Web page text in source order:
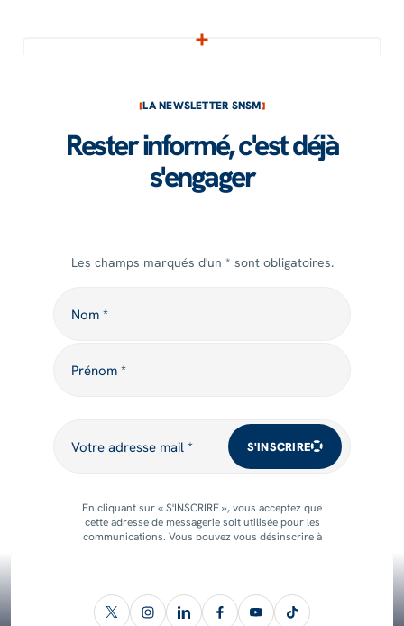
LA NEWSLETTER SNSM
Rester informé, c'est déjà
s'engager
Les champs marqués d'un * sont obligatoires.
Nom *
Prénom *
Votre adresse mail * S'INSCRIRE
En cliquant sur « S'INSCRIRE », vous acceptez que
cette adresse de messagerie soit utilisée pour les
communications. Vous pouvez vous désinscrire à